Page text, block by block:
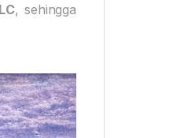
, sehingga